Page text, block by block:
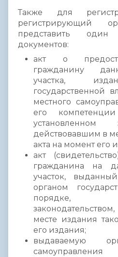
Также для
регистрирующий
представить
документов:
акт о
гражданину
участка,
государственной
местного
его
установленном
действовавшим в
акта на момент его
акт
гражданина на
участок,
органом
порядке,
месте издания
его издания;
выдаваемую